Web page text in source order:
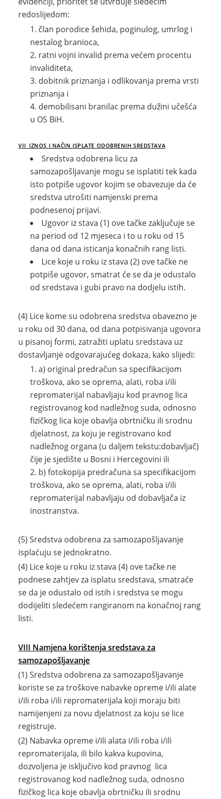
redoslijedom:
član porodice šehida, poginulog, umrlog i
nestalog branioca,
ratni vojni invalid prema većem procentu
invaliditeta,
dobitnik priznanja i odlikovanja prema vrsti
priznanja i
demobilisani branilac prema dužini učešća
u OS BiH.
VII IZNOS I NAČIN ISPLATE ODOBRENIH SREDSTAVA
Sredstva odobrena licu za
samozapošljavanje mogu se isplatiti tek kada
isto potpiše ugovor kojim se obavezuje da će
sredstva utrošiti namjenski prema
podnesenoj prijavi.
Ugovor iz stava (1) ove tačke zaključuje se
na period od 12 mjeseca i to u roku od 15
dana od dana isticanja konačnih rang listi.
Lice koje u roku iz stava (2) ove tačke ne
potpiše ugovor, smatrat će se da je odustalo
od sredstava i gubi pravo na dodjelu istih.
(4) Lice kome su odobrena sredstva obavezno je
u roku od 30 dana, od dana potpisivanja ugovora
u pisanoj formi, zatražiti uplatu sredstava uz
dostavljanje odgovarajućeg dokaza, kako slijedi:
a) original predračun sa specifikacijom
troškova, ako se oprema, alati, roba i/ili
repromaterijal nabavljaju kod pravnog lica
registrovanog kod nadležnog suda, odnosno
fizičkog lica koje obavlja obrtničku ili srodnu
djelatnost, za koju je registrovano kod
nadležnog organa (u daljem tekstu:dobavljač)
čije je sjedište u Bosni i Hercegovini ili
b) fotokopija predračuna sa specifikacijom
troškova, ako se oprema, alati, roba i/ili
repromaterijal nabavljaju od dobavljača iz
inostranstva.
(5) Sredstva odobrena za samozapošljavanje
isplaćuju se jednokratno.
(4) Lice koje u roku iz stava (4) ove tačke ne
podnese zahtjev za isplatu sredstava, smatraće
se da je odustalo od istih i sredstva se mogu
dodijeliti sledećem rangiranom na konačnoj rang
listi.
VIII Namjena korištenja sredstava za
samozapošljavanje
(1) Sredstva odobrena za samozapošljavanje
koriste se za troškove nabavke opreme i/ili alate
i/ili roba i/ili repromaterijala koji moraju biti
namijenjeni za novu djelatnost za koju se lice
registruje.
(2) Nabavka opreme i/ili alata i/ili roba i/ili
repromaterijala, ili bilo kakva kupovina,
dozvoljena je isključivo kod pravnog lica
registrovanog kod nadležnog suda, odnosno
fizičkog lica koje obavlja obrtničku ili srodnu